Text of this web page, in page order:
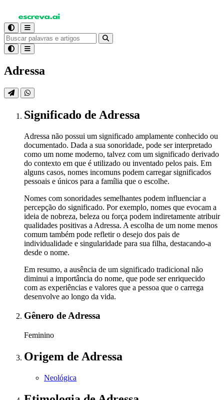
Adressa
Significado de Adressa
Adressa não possui um significado amplamente conhecido ou
documentado. Dada a sua sonoridade, pode ser interpretado
como um nome moderno, talvez com um significado derivado
do contexto em que é utilizado ou inventado pelos pais. Em
alguns casos, nomes incomuns podem carregar significados
pessoais e únicos para a família que o escolhe.
Nomes com sonoridades semelhantes podem influenciar a
percepção do significado. Por exemplo, nomes que evocam a
ideia de nobreza, beleza ou força podem indiretamente atribuir
qualidades positivas a Adressa. A escolha de um nome menos
comum também pode refletir o desejo dos pais de
individualidade e singularidade para sua filha, destacando-a
desde o nome.
Em resumo, a ausência de um significado tradicional não
diminui a importância do nome, que pode ser enriquecido
com as experiências e valores que a pessoa que o carrega
desenvolve ao longo da vida.
Gênero de Adressa
Feminino
Origem de Adressa
Neológica